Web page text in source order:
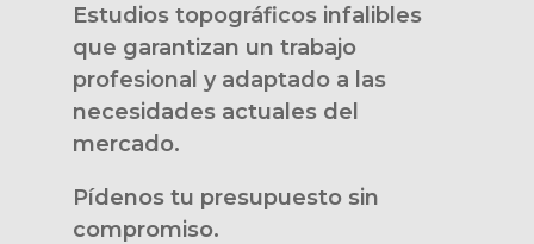
Estudios topográficos infalibles
que garantizan un trabajo
profesional y adaptado a las
necesidades actuales del
mercado.
Pídenos tu presupuesto sin
compromiso.